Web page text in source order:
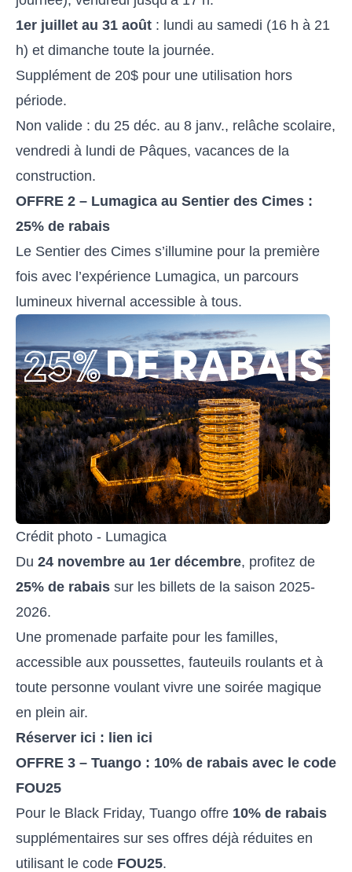
1er juillet au 31 août : lundi au samedi (16 h à 21
h) et dimanche toute la journée.
Supplément de 20$ pour une utilisation hors
période.
Non valide : du 25 déc. au 8 janv., relâche scolaire,
vendredi à lundi de Pâques, vacances de la
construction.
OFFRE 2 – Lumagica au Sentier des Cimes :
25% de rabais
Le Sentier des Cimes s’illumine pour la première
fois avec l’expérience Lumagica, un parcours
lumineux hivernal accessible à tous.
Crédit photo - Lumagica
Du 24 novembre au 1er décembre, profitez de
25% de rabais sur les billets de la saison 2025-
2026.
Une promenade parfaite pour les familles,
accessible aux poussettes, fauteuils roulants et à
toute personne voulant vivre une soirée magique
en plein air.
Réserver ici : lien ici
OFFRE 3 – Tuango : 10% de rabais avec le code
FOU25
Pour le Black Friday, Tuango offre 10% de rabais
supplémentaires sur ses offres déjà réduites en
utilisant le code FOU25.